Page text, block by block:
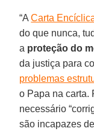
“ACarta
do que nunca,
a proteção do
da justiça para
problemas
o Papa na carta.
necessário
são incapazes